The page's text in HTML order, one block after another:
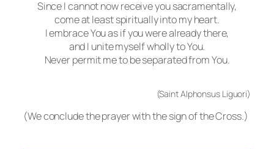
Since I cannot now receive you sacramentally,
come at least spiritually into my heart.
I embrace You as if you were already there,
and I unite myself wholly to You.
Never permit me to be separated from You.
(Saint Alphonsus Liguori)
(We conclude the prayer with the sign of the Cross.)